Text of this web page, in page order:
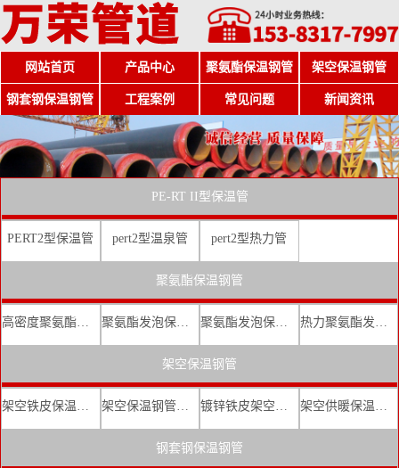
网站首页 产品中心 聚氨酯保温钢管 架空保温钢管
钢套钢保温钢管 工程案例 常见问题 新闻资讯
PE-RT II型保温管
PERT2型保温管 pert2型温泉管 pert2型热力管
聚氨酯保温钢管
高密度聚氨酯发泡保温钢管 聚氨酯发泡保温钢管厂家 聚氨酯发泡保温钢管价格 热力聚氨酯发泡直埋保温钢管
架空保温钢管
架空铁皮保温钢管 架空保温钢管厂家 镀锌铁皮架空保温管 架空供暖保温钢管
钢套钢保温钢管